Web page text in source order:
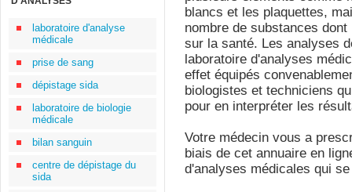
laboratoire d'analyse
médicale
prise de sang
dépistage sida
laboratoire de biologie
médicale
bilan sanguin
centre de dépistage du
sida
blancs et les plaquettes,
nombre de substances
sur la santé. Les analyses
laboratoire d'analyses
effet équipés
biologistes et techniciens
pour en interpréter les
Votre médecin vous a
biais de cet annuaire en
d'analyses médicales qui